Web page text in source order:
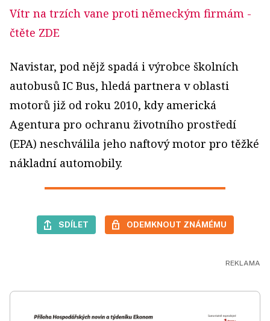
Vítr na trzích vane proti německým firmám -
čtěte ZDE
Navistar, pod nějž spadá i výrobce školních
autobusů IC Bus, hledá partnera v oblasti
motorů již od roku 2010, kdy americká
Agentura pro ochranu životního prostředí
(EPA) neschválila jeho naftový motor pro těžké
nákladní automobily.
SDÍLET ODEMKNOUT ZNÁMÉMU